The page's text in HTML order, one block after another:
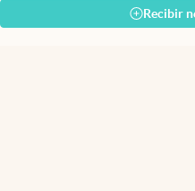
Recibir